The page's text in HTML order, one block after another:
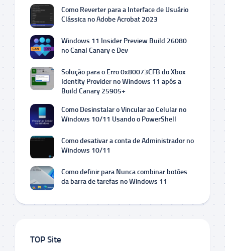
Como Reverter para a Interface de Usuário
Clássica no Adobe Acrobat 2023
Windows 11 Insider Preview Build 26080
no Canal Canary e Dev
Solução para o Erro 0x80073CFB do Xbox
Identity Provider no Windows 11 após a
Build Canary 25905+
Como Desinstalar o Vincular ao Celular no
Windows 10/11 Usando o PowerShell
Como desativar a conta de Administrador no
Windows 10/11
Como definir para Nunca combinar botões
da barra de tarefas no Windows 11
TOP Site